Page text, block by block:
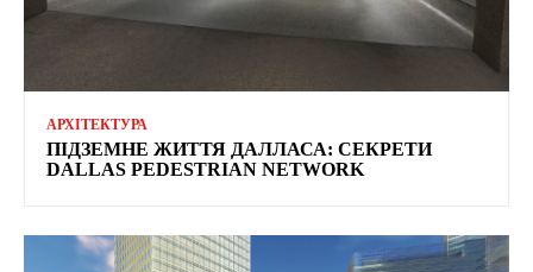
АРХІТЕКТУРА
ПІДЗЕМНЕ ЖИТТЯ ДАЛЛАСА: СЕКРЕТИ
DALLAS PEDESTRIAN NETWORK